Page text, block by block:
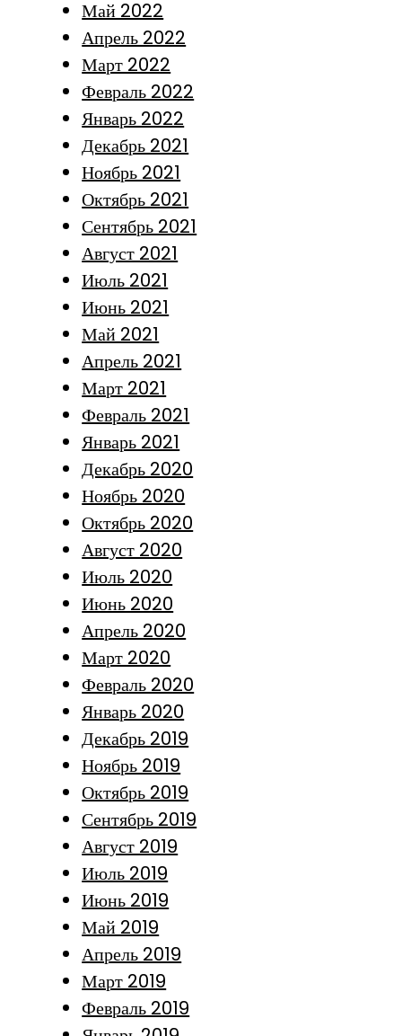
Май 2022
Апрель 2022
Март 2022
Февраль 2022
Январь 2022
Декабрь 2021
Ноябрь 2021
Октябрь 2021
Сентябрь 2021
Август 2021
Июль 2021
Июнь 2021
Май 2021
Апрель 2021
Март 2021
Февраль 2021
Январь 2021
Декабрь 2020
Ноябрь 2020
Октябрь 2020
Август 2020
Июль 2020
Июнь 2020
Апрель 2020
Март 2020
Февраль 2020
Январь 2020
Декабрь 2019
Ноябрь 2019
Октябрь 2019
Сентябрь 2019
Август 2019
Июль 2019
Июнь 2019
Май 2019
Апрель 2019
Март 2019
Февраль 2019